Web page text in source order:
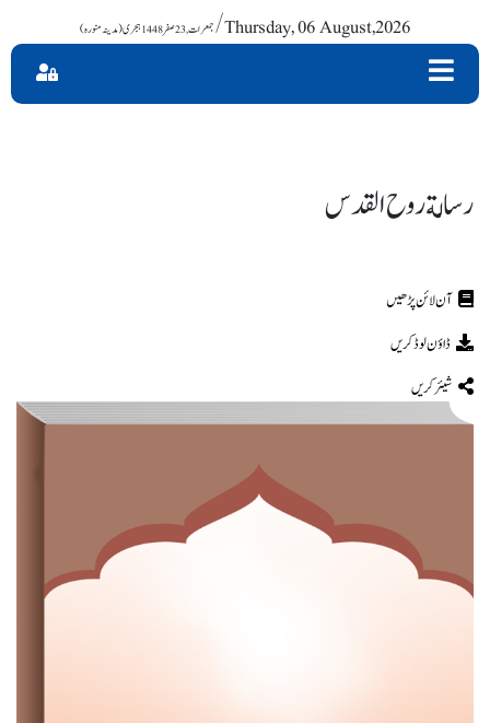
/ Thursday, 06 August,2026
رسالة روح القدس
ڈاؤن لوڈ کریں
شیئر کریں